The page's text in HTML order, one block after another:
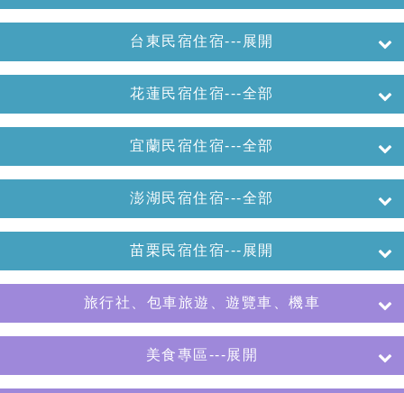
台東民宿住宿---展開
花蓮民宿住宿---全部
宜蘭民宿住宿---全部
澎湖民宿住宿---全部
苗栗民宿住宿---展開
旅行社、包車旅遊、遊覽車、機車
美食專區---展開